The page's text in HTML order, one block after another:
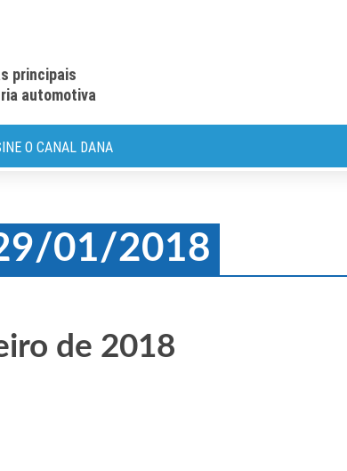
principais
automotiva
O CANAL DANA
01/2018
de 2018